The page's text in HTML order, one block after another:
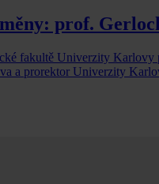
prof.
fakultě Univerzity
a prorektor Univerzity